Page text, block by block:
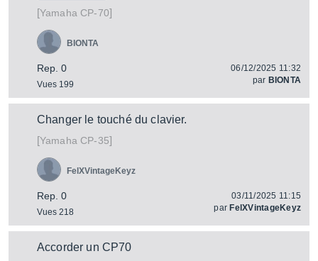
[Yamaha CP-70]
Rep. 0
Vues 199
BIONTA
06/12/2025 11:32
par BIONTA
Changer le touché du clavier.
[Yamaha CP-35]
Rep. 0
Vues 218
FelXVintageKeyz
03/11/2025 11:15
par FelXVintageKeyz
Accorder un CP70